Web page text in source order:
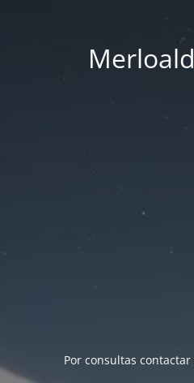
Por consultas